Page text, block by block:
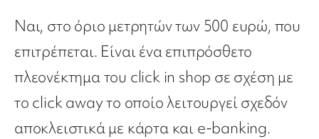
Ναι, στο όριο μετρητών των 500 ευρώ, που
επιτρέπεται. Είναι ένα επιπρόσθετο
πλεονέκτημα του click in shop σε σχέση με
το click away το οποίο λειτουργεί σχεδόν
αποκλειστικά με κάρτα και e-banking.